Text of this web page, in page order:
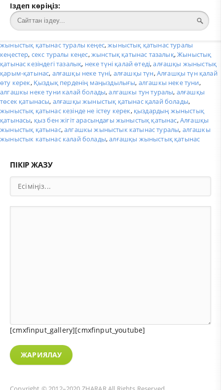
Іздеп көріңіз:
жыныстық қатынас туралы кеңес,жыныстық қатынас туралы
кеңестер, секс туралы кеңес,жынстық қатынас тазалық,Жыныстық
қатынас кезіндегі тазалық, неке түні қалай өтеді,алғашқы жыныстық
қарым-қатынас, алғашқы неке түні, алғашқы түн,Алғашқы түн қалай
өту керек, Қыздық перденің маңыздылығы, алгашкы неке туни,
алгашкы неке туни калай болады,алгашкы тун туралы, алғашқы
төсек қатынасы, алғашқы жыныстық қатынас қалай болады,
жыныстық қатынас кезінде не істеу керек, қыздардың жыныстық
қатынасы, қыз бен жігіт арасындағы жыныстық қатынас,Алғашқы
жыныстық қатынас,алгашкы жыныстык катынас туралы, алгашкы
жыныстык катынас калай болады,алғашқы жыныстық қатынас
ПІКІР ЖАЗУ
[cmxfinput_gallery][cmxfinput_youtube]
ЖАРИЯЛАУ